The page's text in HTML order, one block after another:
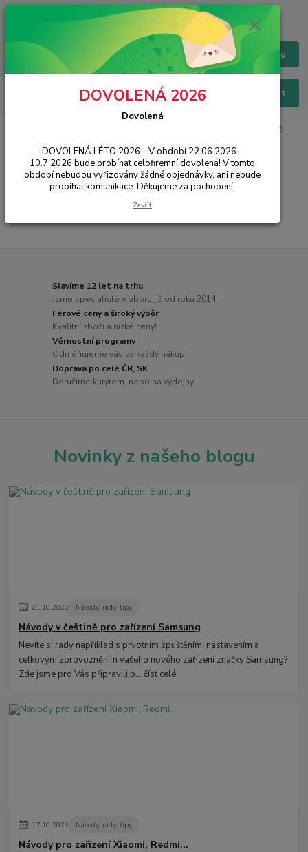
Menu
Hledat
Chat / Online podpora - 24/7
Přípojné
Přípojné
Slavíme 12 let na trhu
Jsme specialisté v oboru již od roku 2014!
Férové ceny a široký výběr
Kvalitní zboží a nízké ceny!
Věrnostní programy
Odměňujeme vás za každý nákup!
Doprava po celé ČR, SK
Doručíme kurýrem, nebo na výdejny
Novinky z našeho blogu
21.10.2023 Návody, rady, tipy
Návody v češtině pro zařízení Samsung
Nevíte si rady například s prvotním spuštěním, nastavením a
celkovým zprovozněním vašeho nového zařízení značky Samsung?
Zde jsme pro Vás připravili p...číst celé
17.10.2023 Návody, rady, tipy
Návody pro zařízení Xiaomi, Redmi...
DOVOLENÁ 2026
Dovolená
DOVOLENÁ LÉTO 2026 - V období 22.06.2026 -
10.7.2026 bude probíhat celofiremní dovolená! V tomto
období nebudou vyřizovány žádné objednávky, ani nebude
probíhat komunikace. Děkujeme za pochopení.
Zavřít